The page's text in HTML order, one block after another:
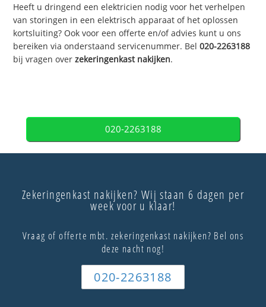
Heeft u dringend een elektricien nodig voor het verhelpen
van storingen in een elektrisch apparaat of het oplossen
kortsluiting? Ook voor een offerte en/of advies kunt u ons
bereiken via onderstaand servicenummer. Bel020-2263188
bij vragen overzekeringenkast nakijken.
020-2263188
Zekeringenkast nakijken? Wij staan 6 dagen per
week voor u klaar!
Vraag of offerte mbt. zekeringenkast nakijken? Bel ons
deze nacht nog!
020-2263188